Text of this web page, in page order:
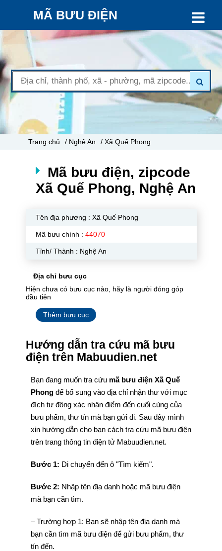
MÃ BƯU ĐIỆN
Trang chủ / Nghệ An / Xã Quế Phong
Mã bưu điện, zipcode
Xã Quế Phong, Nghệ An
Tên địa phương : Xã Quế Phong
Mã bưu chính : 44070
Tỉnh/ Thành : Nghệ An
Địa chỉ bưu cục
Hiện chưa có bưu cục nào, hãy là người đóng góp
đầu tiên
Thêm bưu cục
Hướng dẫn tra cứu mã bưu
điện trên Mabuudien.net
Bạn đang muốn tra cứu mã bưu điện Xã Quế
Phong để bổ sung vào địa chỉ nhận thư với mục
đích tự động xác nhận điểm đến cuối cùng của
bưu phẩm, thư tín mà bạn gửi đi. Sau đây mình
xin hướng dẫn cho bạn cách tra cứu mã bưu điện
trên trang thông tin điện tử Mabuudien.net.
Bước 1: Di chuyển đến ô "Tìm kiếm".
Bước 2: Nhập tên địa danh hoặc mã bưu điện
mà bạn cần tìm.
– Trường hợp 1: Bạn sẽ nhập tên địa danh mà
bạn cần tìm mã bưu điện để gửi bưu phẩm, thư
tín đến.